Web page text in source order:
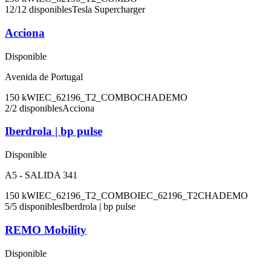
12/12 disponiblesTesla Supercharger
Acciona
Disponible
Avenida de Portugal
150 kWIEC_62196_T2_COMBOCHADEMO
2/2 disponiblesAcciona
Iberdrola | bp pulse
Disponible
A5 - SALIDA 341
150 kWIEC_62196_T2_COMBOIEC_62196_T2CHADEMO
5/5 disponiblesIberdrola | bp pulse
REMO Mobility
Disponible